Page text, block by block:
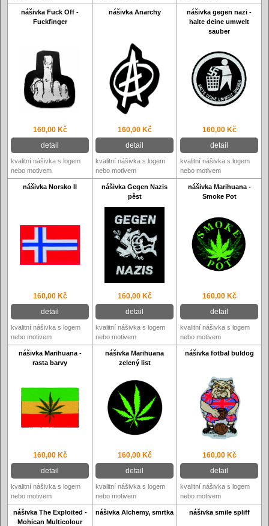
nášivka Fuck Off -
Fuckfinger
nášivka Anarchy
nášivka gegen nazi -
halte deine umwelt
sauber
160,00 Kč
detail
160,00 Kč
detail
160,00 Kč
detail
kvalitní nášivka s logem
nebo motivem
kvalitní nášivka s logem
nebo motivem
kvalitní nášivka s logem
nebo motivem
nášivka Norsko II
nášivka Gegen Nazis
pěst
nášivka Marihuana -
Smoke Pot
160,00 Kč
detail
160,00 Kč
detail
160,00 Kč
detail
kvalitní nášivka s logem
nebo motivem
kvalitní nášivka s logem
nebo motivem
kvalitní nášivka s logem
nebo motivem
nášivka Marihuana -
rasta barvy
nášivka Marihuana
zelený list
nášivka fotbal buldog
160,00 Kč
detail
160,00 Kč
detail
160,00 Kč
detail
kvalitní nášivka s logem
nebo motivem
kvalitní nášivka s logem
nebo motivem
kvalitní nášivka s logem
nebo motivem
nášivka The Exploited -
Mohican Multicolour
nášivka Alchemy, smrtka nášivka smile spliff